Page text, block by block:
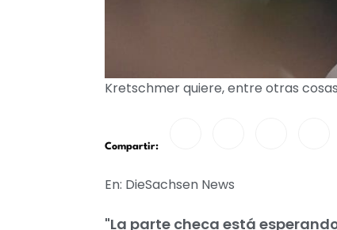
Kretschmer quiere, entre otras
Compartir:
En: DieSachsen News
"La parte checa está